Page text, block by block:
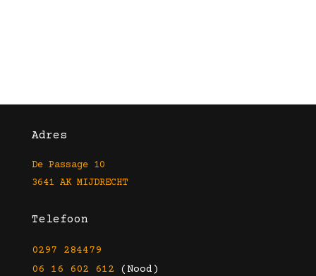
Adres
De Passage 10
3641 AK MIJDRECHT
Telefoon
0297 284479
06 16 602 612 (Nood)